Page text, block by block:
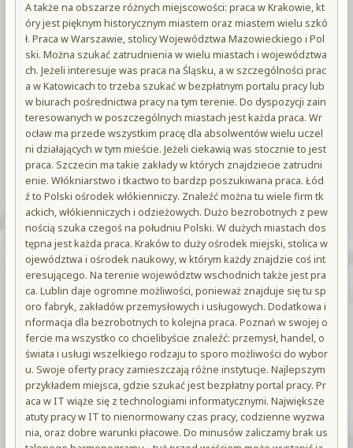
A także na obszarze różnych miejscowości: praca w Krakowie, kt
óry jest pięknym historycznym miastem oraz miastem wielu szkó
ł. Praca w Warszawie, stolicy Województwa Mazowieckiego i Pol
ski. Można szukać zatrudnienia w wielu miastach i województwa
ch. Jeżeli interesuje was praca na Śląsku, a w szczególności prac
a w Katowicach to trzeba szukać w bezpłatnym portalu pracy lub
w biurach pośrednictwa pracy na tym terenie. Do dyspozycji zain
teresowanych w poszczególnych miastach jest każda praca. Wr
ocław ma przede wszystkim pracę dla absolwentów wielu uczel
ni działających w tym mieście. Jeżeli ciekawią was stocznie to jest
praca. Szczecin ma takie zakłady w których znajdziecie zatrudni
enie. Włókniarstwo i tkactwo to bardzp poszukiwana praca. Łód
ź to Polski ośrodek włókienniczy. Znaleźć można tu wiele firm tk
ackich, włókienniczych i odzieżowych. Dużo bezrobotnych z pew
nością szuka czegoś na południu Polski. W dużych miastach dos
tępna jest każda praca. Kraków to duży ośrodek miejski, stolica w
ojewództwa i ośrodek naukowy, w którym każdy znajdzie coś int
eresującego. Na terenie województw wschodnich także jest pra
ca. Lublin daje ogromne możliwości, ponieważ znajduje się tu sp
oro fabryk, zakładów przemysłowych i usługowych. Dodatkowa i
nformacja dla bezrobotnych to kolejna praca. Poznań w swojej o
fercie ma wszystko co chcielibyście znaleźć: przemysł, handel, o
świata i usługi wszelkiego rodzaju to sporo możliwości do wybor
u. Swoje oferty pracy zamieszczają różne instytucje. Najlepszym
przykładem miejsca, gdzie szukać jest bezpłatny portal pracy. Pr
aca w IT wiąże się z technologiami informatycznymi. Największe
atuty pracy w IT to nienormowany czas pracy, codzienne wyzwa
nia, oraz dobre warunki płacowe. Do minusów zaliczamy brak us